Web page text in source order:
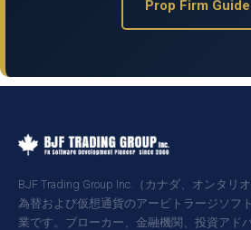
Prop Firm
BJF Trading Group Inc.（カナダ、オンタリ
為替および仮想通貨のアービトラージソフ
業です。ブローカー、金融機関、投資アド